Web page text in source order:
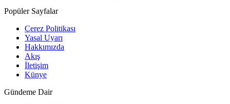
Popüler Sayfalar
Çerez Politikası
Yasal Uyarı
Hakkımızda
Akış
İletişim
Künye
Gündeme Dair